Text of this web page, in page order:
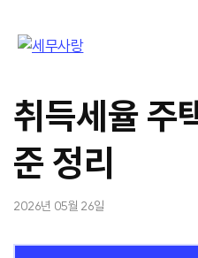
취득세율 주
준 정리
2026년 05월 26일